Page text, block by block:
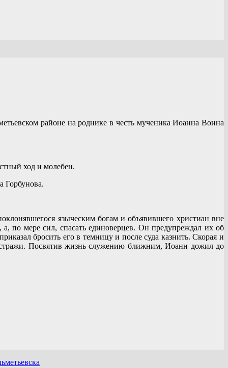
районе на роднике в честь мученика Иоанна Воина
ход и молебен.
Горбунова.
языческим богам и объявившего христиан вне
по мере сил, спасать единоверцев. Он предупреждал их об
бросить его в темницу и после суда казнить. Скорая и
стражи. Посвятив жизнь служению ближним, Иоанн дожил до